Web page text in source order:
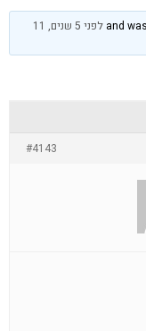
לפני 5 שנים, 11
#4143